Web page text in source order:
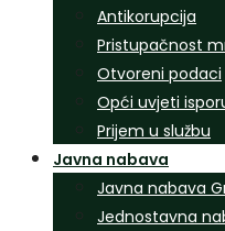
Antikorupcija
Pristupačnost
Otvoreni podaci
Opći uvjeti
Prijem u službu
Javna nabava
Javna nabava
Jednostavna